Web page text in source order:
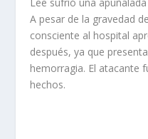
Lee sufrió una
A pesar de la gravedad
consciente al hospital
después, ya que
hemorragia. El atacante
hechos.